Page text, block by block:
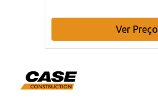
Ver Preço